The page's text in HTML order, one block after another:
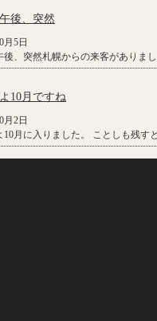
後、突然
月5日
後、突然札幌からの来客がありま
10月ですね
月2日
10月に入りました。 ことしも残